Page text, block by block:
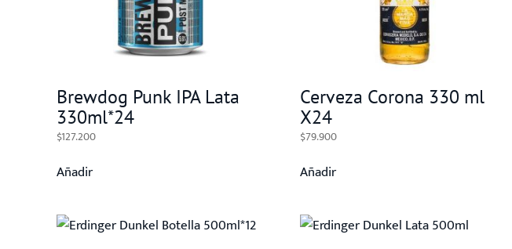
Brewdog Punk IPA Lata
330ml*24
$127.200
Añadir
Cerveza Corona 330 ml
X24
$79.900
Añadir